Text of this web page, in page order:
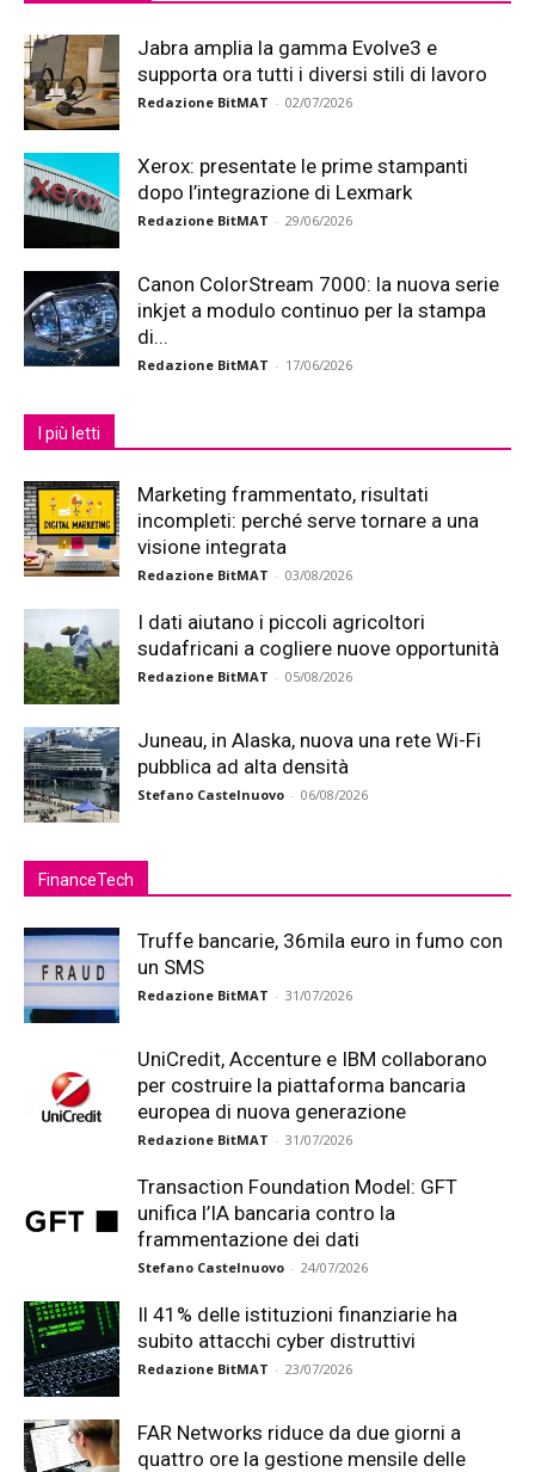
Jabra amplia la gamma Evolve3 e
supporta ora tutti i diversi stili di lavoro
Redazione BitMAT - 02/07/2026
Xerox: presentate le prime stampanti
dopo l’integrazione di Lexmark
Redazione BitMAT - 29/06/2026
Canon ColorStream 7000: la nuova serie
inkjet a modulo continuo per la stampa
di...
Redazione BitMAT - 17/06/2026
I più letti
Marketing frammentato, risultati
incompleti: perché serve tornare a una
visione integrata
Redazione BitMAT - 03/08/2026
I dati aiutano i piccoli agricoltori
sudafricani a cogliere nuove opportunità
Redazione BitMAT - 05/08/2026
Juneau, in Alaska, nuova una rete Wi-Fi
pubblica ad alta densità
Stefano Castelnuovo - 06/08/2026
FinanceTech
Truffe bancarie, 36mila euro in fumo con
un SMS
Redazione BitMAT - 31/07/2026
UniCredit, Accenture e IBM collaborano
per costruire la piattaforma bancaria
europea di nuova generazione
Redazione BitMAT - 31/07/2026
Transaction Foundation Model: GFT
unifica l’IA bancaria contro la
frammentazione dei dati
Stefano Castelnuovo - 24/07/2026
Il 41% delle istituzioni finanziarie ha
subito attacchi cyber distruttivi
Redazione BitMAT - 23/07/2026
FAR Networks riduce da due giorni a
quattro ore la gestione mensile delle